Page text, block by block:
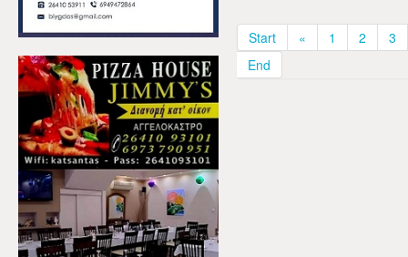
Start « 1 2
3
End